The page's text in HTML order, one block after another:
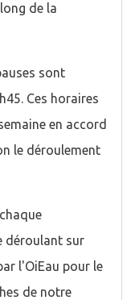
de la
sont
Ces horaires
en accord
le déroulement
déroulant sur
l'OiEau pour le
de notre